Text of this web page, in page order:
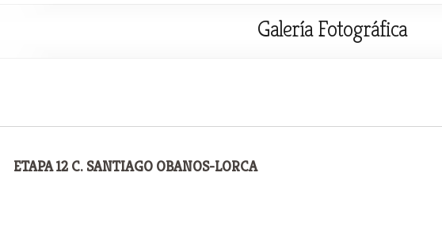
Galería Fotográfica
ETAPA 12 C. SANTIAGO OBANOS-LORCA